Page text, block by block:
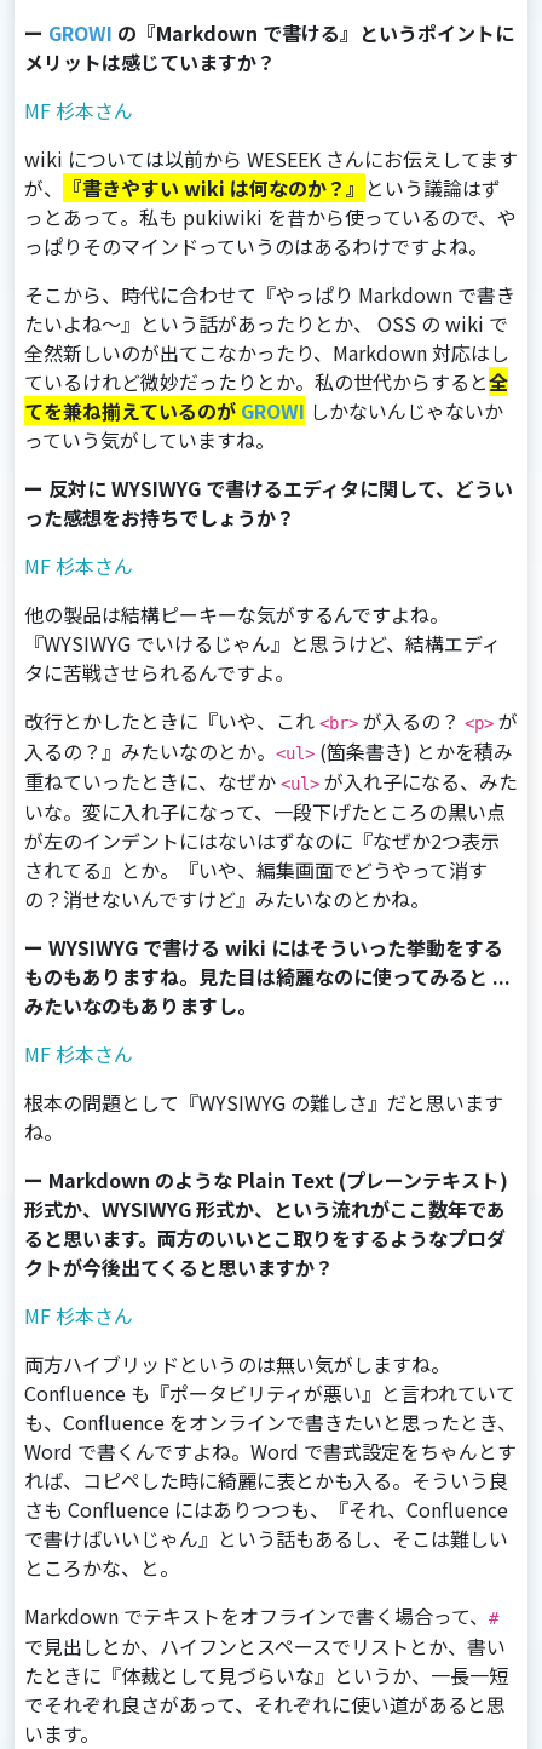
ー GROWI の『Markdown で書ける』というポイントに
メリットは感じていますか？
MF 杉本さん
wiki については以前から WESEEK さんにお伝えしてます
が、
『書きやすい wiki は何なのか？』 という議論はず
っとあって。私も pukiwiki を昔から使っているので、や
っぱりそのマインドっていうのはあるわけですよね。
そこから、時代に合わせて『やっぱり Markdown で書き
たいよね～』という話があったりとか、 OSS の wiki で
全然新しいのが出てこなかったり、Markdown 対応はし
ているけれど微妙だったりとか。私の世代からすると全
てを兼ね揃えているのが GROWI しかないんじゃないか
っていう気がしていますね。
ー 反対に WYSIWYG で書けるエディタに関して、どうい
った感想をお持ちでしょうか？
MF 杉本さん
他の製品は結構ピーキーな気がするんですよね。
『WYSIWYG でいけるじゃん』と思うけど、結構エディ
タに苦戦させられるんですよ。
改行とかしたときに『いや、これ <br> が入るの？ <p> が
入るの？』みたいなのとか。
<ul> (箇条書き) とかを積み
重ねていったときに、なぜか <ul> が入れ子になる、みた
いな。変に入れ子になって、一段下げたところの黒い点
が左のインデントにはないはずなのに『なぜか2つ表示
されてる』とか。『いや、編集画面でどうやって消す
の？消せないんですけど』みたいなのとかね。
ー WYSIWYG で書ける wiki にはそういった挙動をする
ものもありますね。見た目は綺麗なのに使ってみると ...
みたいなのもありますし。
MF 杉本さん
根本の問題として『WYSIWYG の難しさ』だと思います
ね。
ー Markdown のような Plain Text (プレーンテキスト)
形式か、WYSIWYG 形式か、という流れがここ数年であ
ると思います。両方のいいとこ取りをするようなプロダ
クトが今後出てくると思いますか？
MF 杉本さん
両方ハイブリッドというのは無い気がしますね。
Confluence も『ポータビリティが悪い』と言われていて
も、Confluence をオンラインで書きたいと思ったとき、
Word で書くんですよね。Word で書式設定をちゃんとす
れば、コピペした時に綺麗に表とかも入る。そういう良
さも Confluence にはありつつも、『それ、Confluence
で書けばいいじゃん』という話もあるし、そこは難しい
ところかな、と。
Markdown でテキストをオフラインで書く場合って、
#
で見出しとか、ハイフンとスペースでリストとか、書い
たときに『体裁として見づらいな』というか、一長一短
でそれぞれ良さがあって、それぞれに使い道があると思
います。